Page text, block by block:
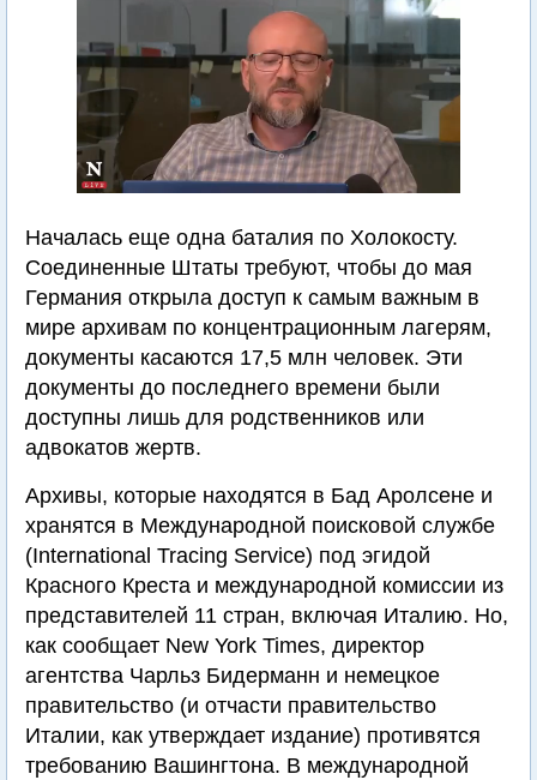
Началась еще одна баталия по Холокосту.
Соединенные Штаты требуют, чтобы до мая
Германия открыла доступ к самым важным в
мире архивам по концентрационным лагерям,
документы касаются 17,5 млн человек. Эти
документы до последнего времени были
доступны лишь для родственников или
адвокатов жертв.
Архивы, которые находятся в Бад Аролсене и
хранятся в Международной поисковой службе
(International Tracing Service) под эгидой
Красного Креста и международной комиссии из
представителей 11 стран, включая Италию. Но,
как сообщает New York Times, директор
агентства Чарльз Бидерманн и немецкое
правительство (и отчасти правительство
Италии, как утверждает издание) противятся
требованию Вашингтона. В международной